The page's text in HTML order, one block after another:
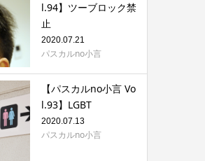
l.94】ツーブロック禁
止
2020.07.21
パスカルno小言
【パスカルno小言 Vo
l.93】LGBT
2020.07.13
パスカルno小言